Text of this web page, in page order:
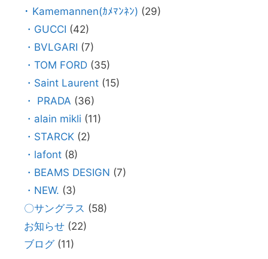
･ Kamemannen(ｶﾒﾏﾝﾈﾝ) (29)
・GUCCI (42)
・BVLGARI (7)
・TOM FORD (35)
・Saint Laurent (15)
・ PRADA (36)
・alain mikli (11)
・STARCK (2)
・lafont (8)
・BEAMS DESIGN (7)
・NEW. (3)
〇サングラス (58)
お知らせ (22)
ブログ(11)